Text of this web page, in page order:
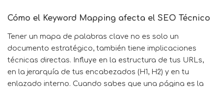
Cómo el Keyword Mapping afecta el SEO Técnico
Tener un mapa de palabras clave no es solo un
documento estratégico, también tiene implicaciones
técnicas directas. Influye en la estructura de tus URLs,
en la jerarquía de tus encabezados (H1, H2) y en tu
enlazado interno. Cuando sabes que una página es la